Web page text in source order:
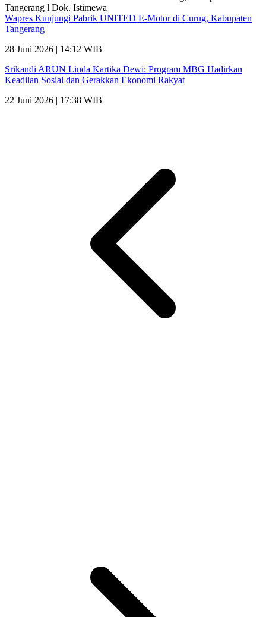
Wapres Kunjungi Pabrik UNITED E-Motor di Curug, Kabupaten
Tangerang
28 Juni 2026 | 14:12 WIB
Srikandi ARUN Linda Kartika Dewi: Program MBG Hadirkan
Keadilan Sosial dan Gerakkan Ekonomi Rakyat
22 Juni 2026 | 17:38 WIB